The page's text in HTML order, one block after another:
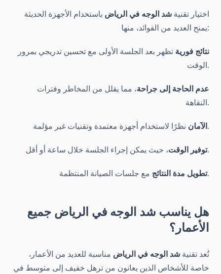
اختيار تقنية شد الوجه في الرياض باستخدام الأجهزة الحديثة
يمنح العديد من الفوائد، منها:
نتائج فورية تظهر بعد الجلسة الأولى مع تحسين تدريجي بمرور
الوقت.
عدم الحاجة إلى جراحة، مما يقلل من المخاطر وفترات
النقاهة.
الآماننظرًا لاستخدام أجهزة معتمدة وتقنيات غير مؤلمة.
توفير الوقت، حيث يمكن إجراء الجلسة خلال ساعة أو أقل.
تطويل مدة النتائجمع جلسات الصيانة المنتظمة.
هل يناسب شد الوجه في الرياض جميع
الأعمار؟
تُعد تقنية شد الوجه في الرياض مناسبة للعديد من الأعمار،
خاصة للأشخاص الذين يعانون من ترهل خفيف إلى متوسط في